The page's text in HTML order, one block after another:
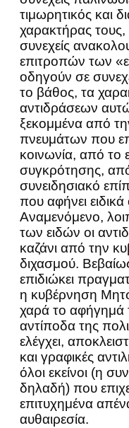
τιμωρητικός και
χαρακτήρας τους,
συνεχείς
επιτροπών των
οδηγούν σε
το βάθος, τα
αντιδράσεων
ξεκομμένα από
πνευμάτων που
κοινωνία, από το
συγκρότησης,
συνειδησιακό
που αφήνει ειδικά
Αναμενόμενο,
των ειδών οι
καζάνι από την
διχασμού.
επιδιώκει
η κυβέρνηση
χαρά το αφήγημά
αντίποδα της
ελέγχει,
και γραφικές
όλοι εκείνοι (η
δηλαδή) που
επιτυχημένα
αυθαιρεσία.